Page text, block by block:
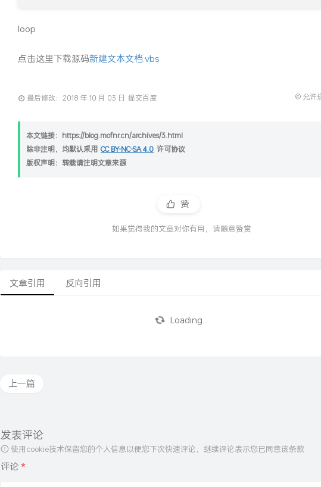
loop
点击这里下载源码新建文本文档.vbs
最后修改：2018 年 10 月 03 日 提交百度 © 允许
本文链接：https://blog.mofnr.cn/archives/3.html
除非注明，均默认采用 CC BY-NC-SA 4.0 许可协议
版权声明：转载请注明文章来源
赞
如果觉得我的文章对你有用，请随意赞赏
文章引用 反向引用
Loading...
上一篇
发表评论
使用cookie技术保留您的个人信息以便您下次快速评论，继续评论表示您已同意该条款
评论*